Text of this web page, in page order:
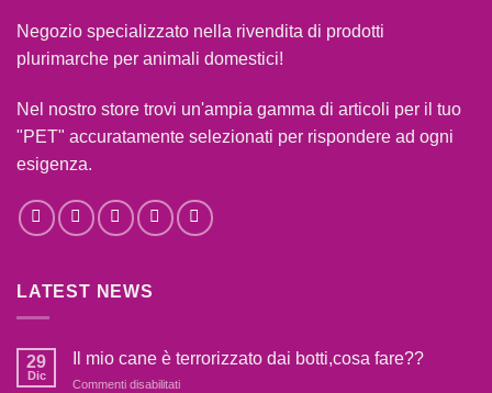
Negozio specializzato nella rivendita di prodotti
plurimarche per animali domestici!
Nel nostro store trovi un'ampia gamma di articoli per il tuo
"PET" accuratamente selezionati per rispondere ad ogni
esigenza.
LATEST NEWS
29
Dic
Il mio cane è terrorizzato dai botti,cosa fare??
Commenti disabilitati